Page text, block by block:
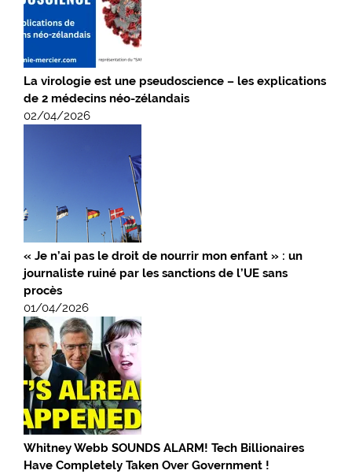
La virologie est une pseudoscience – les explications
de 2 médecins néo-zélandais
02/04/2026
« Je n’ai pas le droit de nourrir mon enfant » : un
journaliste ruiné par les sanctions de l’UE sans
procès
01/04/2026
Whitney Webb SOUNDS ALARM! Tech Billionaires
Have Completely Taken Over Government !